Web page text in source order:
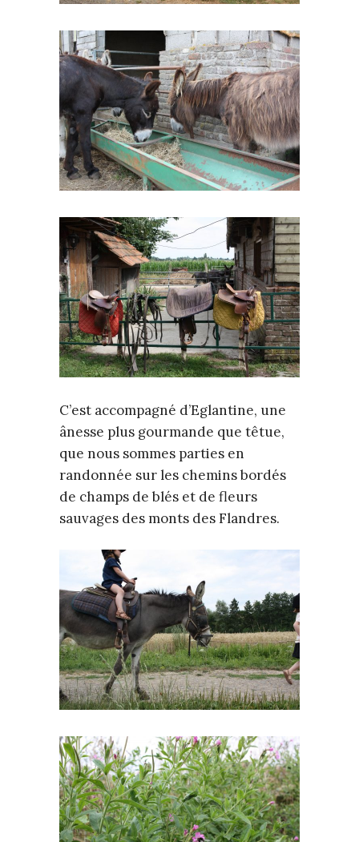
C’est accompagné d’Eglantine, une
ânesse plus gourmande que têtue,
que nous sommes parties en
randonnée sur les chemins bordés
de champs de blés et de fleurs
sauvages des monts des Flandres.